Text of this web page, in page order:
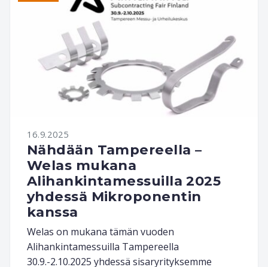
16.9.2025
Nähdään Tampereella –
Welas mukana
Alihankintamessuilla 2025
yhdessä Mikroponentin
kanssa
Welas on mukana tämän vuoden
Alihankintamessuilla Tampereella
30.9.-2.10.2025 yhdessä sisaryrityksemme